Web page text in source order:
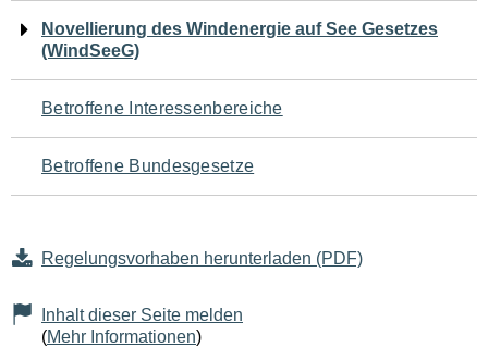
Navigation
für
den
Seiteninhalt
Novellierung des Windenergie auf See Gesetzes
(WindSeeG)
Betroffene Interessenbereiche
Betroffene Bundesgesetze
Regelungsvorhaben herunterladen (PDF)
Inhalt dieser Seite melden
(Mehr Informationen)